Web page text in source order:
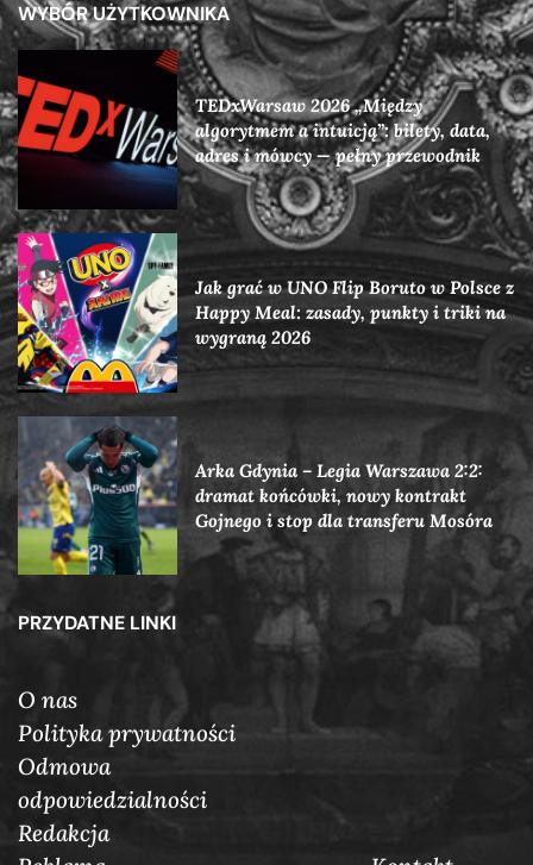
WYBÓR UŻYTKOWNIKA
TEDxWarsaw 2026 „Między
algorytmem a intuicją”: bilety, data,
adres i mówcy — pełny przewodnik
Jak grać w UNO Flip Boruto w Polsce z
Happy Meal: zasady, punkty i triki na
wygraną 2026
Arka Gdynia – Legia Warszawa 2:2:
dramat końcówki, nowy kontrakt
Gojnego i stop dla transferu Mosóra
PRZYDATNE LINKI
O nas
Polityka prywatności
Odmowa
odpowiedzialności
Redakcja